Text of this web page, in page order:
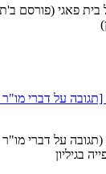
בית פאגי (פורסם
[תגובה על דברי
(תגובה על דברי